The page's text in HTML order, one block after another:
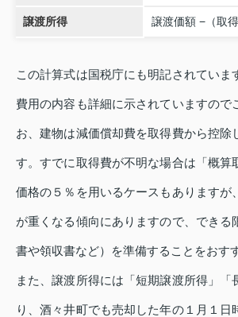
譲渡所得 譲渡価額 −（取
この計算式は国税庁にも明記されていま
費用の内容も詳細に示されていますので
お、建物は減価償却費を取得費から控除
す。すでに取得費が不明な場合は「概算
価格の５％を用いるケースもありますが
が重くなる傾向にありますので、できる
書や領収書など）を準備することをおす
また、譲渡所得には「短期譲渡所得」「
り、酒々井町でも売却した年の１月１日